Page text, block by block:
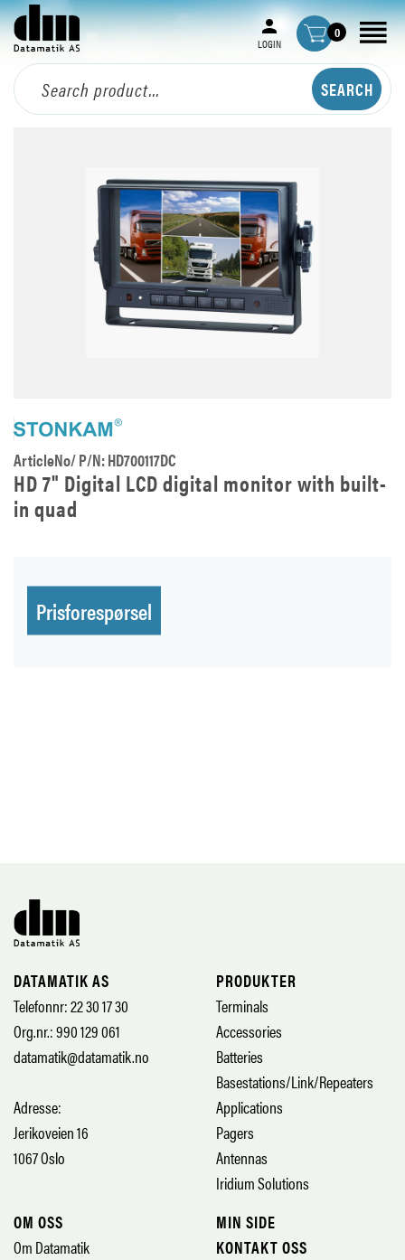
LOGIN
0
ArticleNo/ P/N: HD700117DC
HD 7" Digital LCD digital monitor with built-
in quad
Prisforespørsel
DATAMATIK AS
Telefonnr: 22 30 17 30
Org.nr.: 990 129 061
datamatik@datamatik.no
Adresse:
Jerikoveien 16
1067 Oslo
PRODUKTER
Terminals
Accessories
Batteries
Basestations/Link/Repeaters
Applications
Pagers
Antennas
Iridium Solutions
OM OSS
Om Datamatik
MIN SIDE
KONTAKT OSS